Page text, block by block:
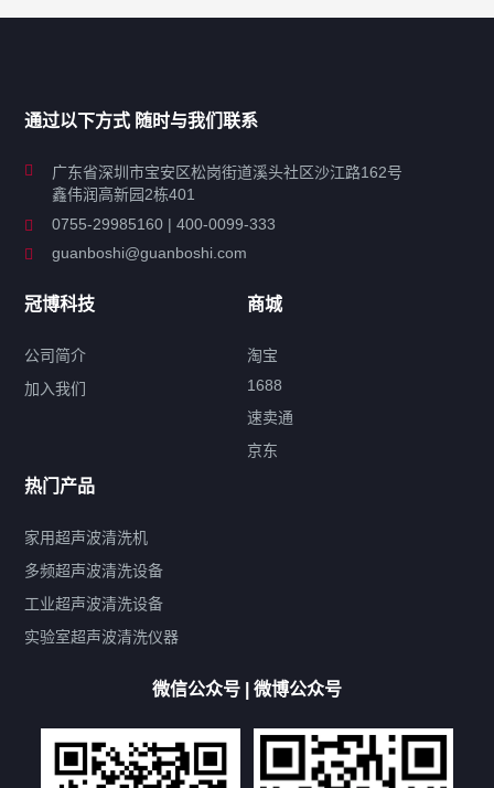
工业超声波清洗设备
特种超声波洗净产品
超声波配件
产品标签
鼓泡 升降 抛动
带加热
功率可调
双波脱气
机械旋钮系列
厨具清洗机
超声波振板
高尔夫球杆清洗机
大型单槽带过滤系列
全自动/半自动系列
客户定制非标机参考
双槽三槽四槽五槽多槽系列
通过以下方式 随时与我们联系
广东省深圳市宝安区松岗街道溪头社区沙江路162号
鑫伟润高新园2栋401
0755-29985160 | 400-0099-333
guanboshi@guanboshi.com
冠博科技
公司简介
加入我们
商城
淘宝
1688
速卖通
京东
热门产品
家用超声波清洗机
多频超声波清洗设备
工业超声波清洗设备
实验室超声波清洗仪器
微信公众号 | 微博公众号